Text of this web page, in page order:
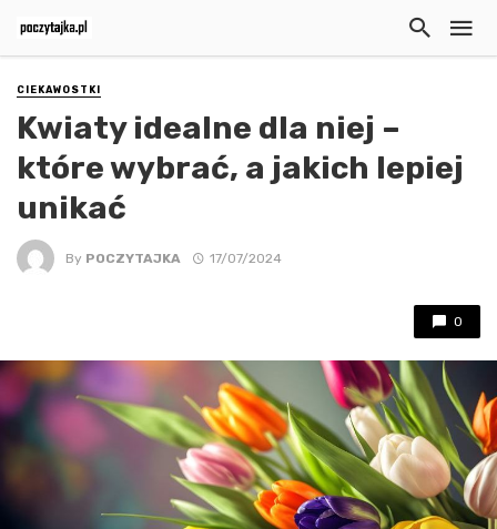
CIEKAWOSTKI
Kwiaty idealne dla niej –
które wybrać, a jakich lepiej
unikać
By POCZYTAJKA 17/07/2024
0